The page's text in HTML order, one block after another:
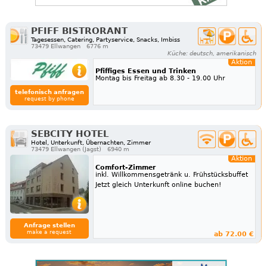
PFIFF BISTRORANT
Tagesessen, Catering, Partyservice, Snacks, Imbiss
73479 Ellwangen
6776 m
Küche: deutsch, amerikanisch
telefonisch anfragen
request by phone
Aktion
Pfiffiges Essen und Trinken
Montag bis Freitag ab 8.30 - 19.00 Uhr
SEBCITY HOTEL
Hotel, Unterkunft, Übernachten, Zimmer
73479 Ellwangen (Jagst)
6940 m
Anfrage stellen
make a request
Aktion
Comfort-Zimmer
inkl. Willkommensgetränk u. Frühstücksbuffet
Jetzt gleich Unterkunft online buchen!
ab 72.00 €